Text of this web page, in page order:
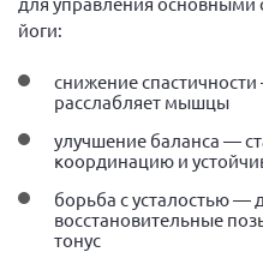
Вице-президент
Вице-президент Груба
Главный бухгалтер
Конференция ОООИБРС
Конференция
Экспертный совет
йоги:
снижение
расслабляет мышцы
улучшение баланса —
координацию и
борьба с усталостью —
восстановительные
тонус